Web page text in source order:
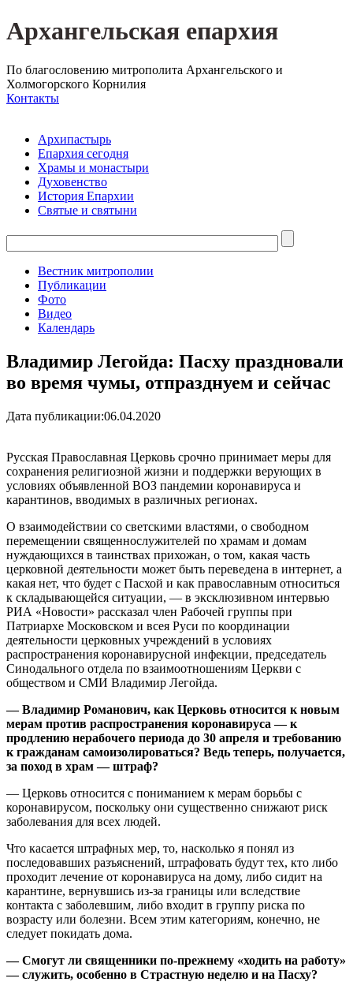
Архангельская епархия
По благословению митрополита Архангельского и
Холмогорского Корнилия
Контакты
Архипастырь
Епархия сегодня
Храмы и монастыри
Духовенство
История Епархии
Святые и святыни
Вестник митрополии
Публикации
Фото
Видео
Календарь
Владимир Легойда: Пасху праздновали
во время чумы, отпразднуем и сейчас
Дата публикации:06.04.2020
Русская Православная Церковь срочно принимает меры для
сохранения религиозной жизни и поддержки верующих в
условиях объявленной ВОЗ пандемии коронавируса и
карантинов, вводимых в различных регионах.
О взаимодействии со светскими властями, о свободном
перемещении священнослужителей по храмам и домам
нуждающихся в таинствах прихожан, о том, какая часть
церковной деятельности может быть переведена в интернет, а
какая нет, что будет с Пасхой и как православным относиться
к складывающейся ситуации, — в эксклюзивном интервью
РИА «Новости» рассказал член Рабочей группы при
Патриархе Московском и всея Руси по координации
деятельности церковных учреждений в условиях
распространения коронавирусной инфекции, председатель
Синодального отдела по взаимоотношениям Церкви с
обществом и СМИ Владимир Легойда.
— Владимир Романович, как Церковь относится к новым
мерам против распространения коронавируса — к
продлению нерабочего периода до 30 апреля и требованию
к гражданам самоизолироваться? Ведь теперь, получается,
за поход в храм — штраф?
— Церковь относится с пониманием к мерам борьбы с
коронавирусом, поскольку они существенно снижают риск
заболевания для всех людей.
Что касается штрафных мер, то, насколько я понял из
последовавших разъяснений, штрафовать будут тех, кто либо
проходит лечение от коронавируса на дому, либо сидит на
карантине, вернувшись из-за границы или вследствие
контакта с заболевшим, либо входит в группу риска по
возрасту или болезни. Всем этим категориям, конечно, не
следует покидать дома.
— Смогут ли священники по-прежнему «ходить на работу»
— служить, особенно в Страстную неделю и на Пасху?